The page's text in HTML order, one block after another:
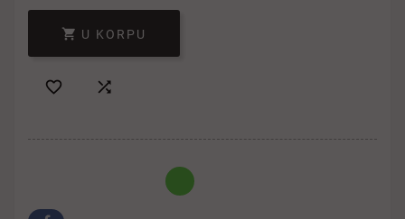
 U KORPU
 